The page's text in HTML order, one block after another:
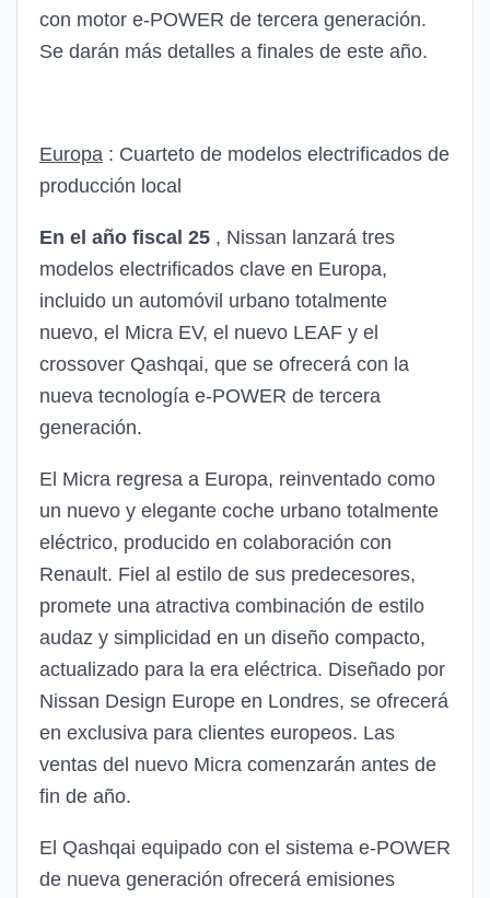
con motor e-POWER de tercera generación.
Se darán más detalles a finales de este año.
Europa : Cuarteto de modelos electrificados de
producción local
En el año fiscal 25 , Nissan lanzará tres
modelos electrificados clave en Europa,
incluido un automóvil urbano totalmente
nuevo, el Micra EV, el nuevo LEAF y el
crossover Qashqai, que se ofrecerá con la
nueva tecnología e-POWER de tercera
generación.
El Micra regresa a Europa, reinventado como
un nuevo y elegante coche urbano totalmente
eléctrico, producido en colaboración con
Renault. Fiel al estilo de sus predecesores,
promete una atractiva combinación de estilo
audaz y simplicidad en un diseño compacto,
actualizado para la era eléctrica. Diseñado por
Nissan Design Europe en Londres, se ofrecerá
en exclusiva para clientes europeos. Las
ventas del nuevo Micra comenzarán antes de
fin de año.
El Qashqai equipado con el sistema e-POWER
de nueva generación ofrecerá emisiones